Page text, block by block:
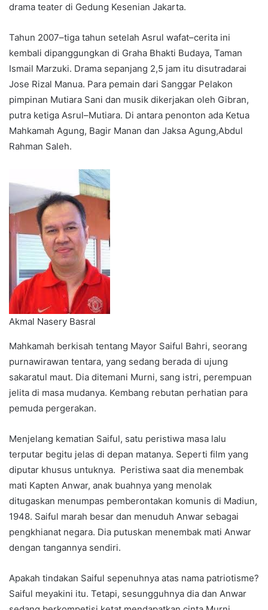
drama teater di Gedung Kesenian Jakarta.
Tahun 2007–tiga tahun setelah Asrul wafat–cerita ini
kembali dipanggungkan di Graha Bhakti Budaya, Taman
Ismail Marzuki. Drama sepanjang 2,5 jam itu disutradarai
Jose Rizal Manua. Para pemain dari Sanggar Pelakon
pimpinan Mutiara Sani dan musik dikerjakan oleh Gibran,
putra ketiga Asrul–Mutiara. Di antara penonton ada Ketua
Mahkamah Agung, Bagir Manan dan Jaksa Agung,Abdul
Rahman Saleh.
Akmal Nasery Basral
Mahkamah berkisah tentang Mayor Saiful Bahri, seorang
purnawirawan tentara, yang sedang berada di ujung
sakaratul maut. Dia ditemani Murni, sang istri, perempuan
jelita di masa mudanya. Kembang rebutan perhatian para
pemuda pergerakan.
Menjelang kematian Saiful, satu peristiwa masa lalu
terputar begitu jelas di depan matanya. Seperti film yang
diputar khusus untuknya. Peristiwa saat dia menembak
mati Kapten Anwar, anak buahnya yang menolak
ditugaskan menumpas pemberontakan komunis di Madiun,
1948. Saiful marah besar dan menuduh Anwar sebagai
pengkhianat negara. Dia putuskan menembak mati Anwar
dengan tangannya sendiri.
Apakah tindakan Saiful sepenuhnya atas nama patriotisme?
Saiful meyakini itu. Tetapi, sesungguhnya dia dan Anwar